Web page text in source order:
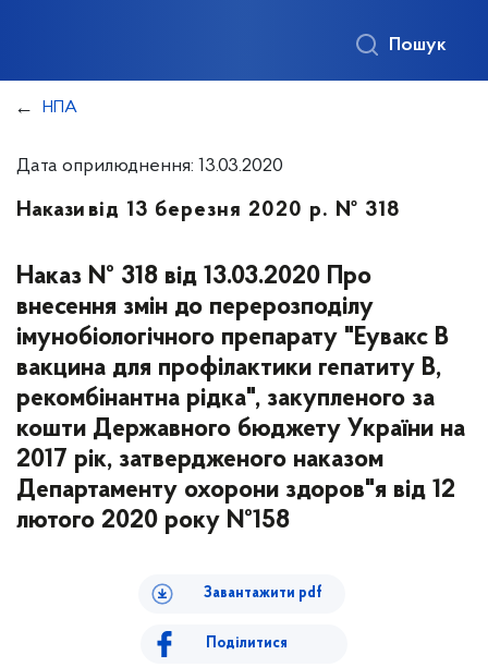
Пошук
НПА
Дата оприлюднення: 13.03.2020
Накази від 13 березня 2020 р. № 318
Наказ № 318 від 13.03.2020 Про
внесення змін до перерозподілу
імунобіологічного препарату "Еувакс В
вакцина для профілактики гепатиту В,
рекомбінантна рідка", закупленого за
кошти Державного бюджету України на
2017 рік, затвердженого наказом
Департаменту охорони здоров"я від 12
лютого 2020 року №158
Завантажити pdf
Поділитися